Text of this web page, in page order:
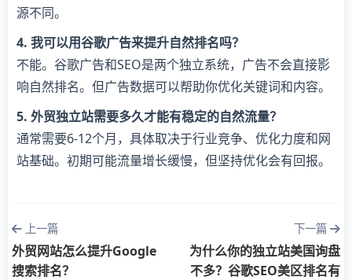
源不同。
4. 我可以用谷歌广告来提升自然排名吗？
不能。谷歌广告和SEO是两个独立系统，广告不会直接影
响自然排名。但广告数据可以帮助你优化关键词和内容。
5. 外贸独立站需要多久才能有稳定的自然流量？
通常需要6-12个月，具体取决于行业竞争、优化力度和网
站基础。初期可能流量增长缓慢，但坚持优化会有回报。
上一篇
外贸网站怎么提升Google
搜索排名？
下一篇
为什么你的独立站美国询盘
不多？谷歌SEO美区排名有